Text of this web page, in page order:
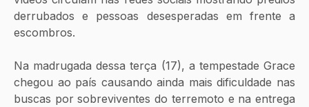
derrubados e pessoas desesperadas em frente a
escombros.
Na madrugada dessa terça (17), a tempestade Grace
chegou ao país causando ainda mais dificuldade nas
buscas por sobreviventes do terremoto e na entrega